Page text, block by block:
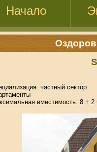
Начало
частный сектор.
вместимость: 8 + 2